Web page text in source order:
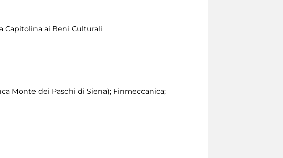
Capitolina ai Beni Culturali
Monte dei Paschi di Siena); Finmeccanica;